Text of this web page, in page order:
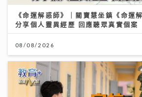
《命運解惑師》｜關寶慧坐鎮《命運
分享個人靈異經歷 回應聽眾真實個案
08/08/2026